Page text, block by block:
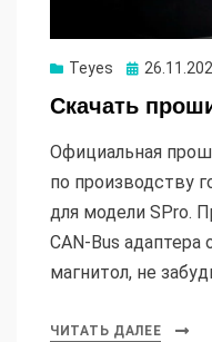
Teyes
Скачать
Официальная
по производству
для модели SPro.
CAN-Bus
магнитол, не
ЧИТАТЬ ДАЛЕЕ